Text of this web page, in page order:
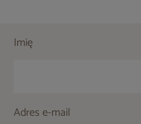
Imię
Adres e-mail